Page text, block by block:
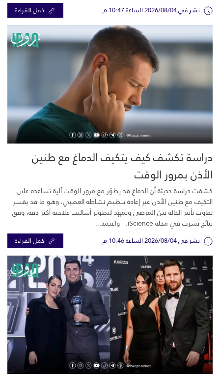
نشر في 2026/08/04 الساعة 10:47 م اكمل القراءة
دراسة تكشف كيف يتكيف الدماغ مع طنين
الأذن بمرور الوقت
كشفت دراسة حديثة أن الدماغ قد يطوّر مع مرور الوقت آلية تساعده على
التكيف مع طنين الأذن عبر إعادة تنظيم نشاطه العصبي، وهو ما قد يفسر
تفاوت تأثير الحالة بين المرضى ويمهد لتطوير أساليب علاجية أكثر دقة، وفق
نتائج نُشرت في مجلة iScience. واعتمد...
نشر في 2026/08/04 الساعة 10:46 م اكمل القراءة